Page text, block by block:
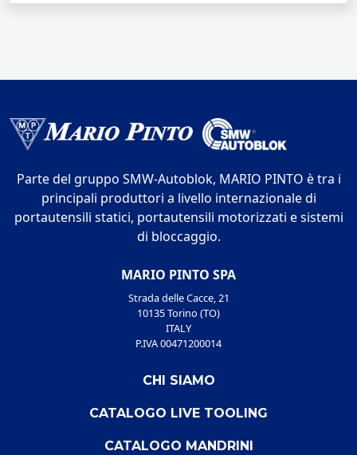
Parte del gruppo SMW-Autoblok, MARIO PINTO è tra i
principali produttori a livello internazionale di
portautensili statici, portautensili motorizzati e sistemi
di bloccaggio.
MARIO PINTO SPA
Strada delle Cacce, 21
10135 Torino (TO)
ITALY
P.IVA 00471200014
CHI SIAMO
CATALOGO LIVE TOOLING
CATALOGO MANDRINI